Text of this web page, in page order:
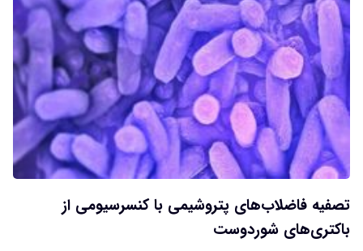
تصفیه فاضلاب‌های پتروشیمی با کنسرسیومی از
باکتری‌های شوردوست